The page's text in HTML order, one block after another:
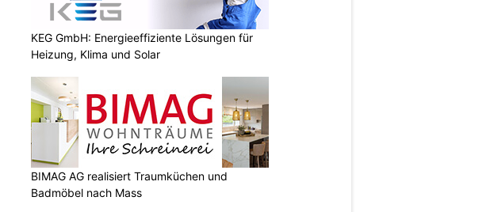
KEG GmbH: Energieeffiziente Lösungen für
Heizung, Klima und Solar
BIMAG AG realisiert Traumküchen und
Badmöbel nach Mass